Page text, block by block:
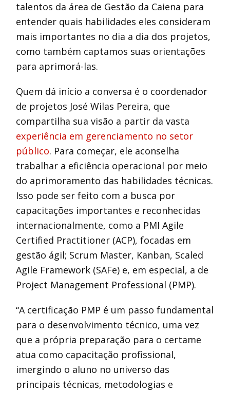
talentos da área de Gestão da Caiena para
entender quais habilidades eles consideram
mais importantes no dia a dia dos projetos,
como também captamos suas orientações
para aprimorá-las.
Quem dá início a conversa é o coordenador
de projetos José Wilas Pereira, que
compartilha sua visão a partir da vasta
experiência em gerenciamento no setor
público. Para começar, ele aconselha
trabalhar a eficiência operacional por meio
do aprimoramento das habilidades técnicas.
Isso pode ser feito com a busca por
capacitações importantes e reconhecidas
internacionalmente, como a PMI Agile
Certified Practitioner (ACP), focadas em
gestão ágil; Scrum Master, Kanban, Scaled
Agile Framework (SAFe) e, em especial, a de
Project Management Professional (PMP).
“A certificação PMP é um passo fundamental
para o desenvolvimento técnico, uma vez
que a própria preparação para o certame
atua como capacitação profissional,
imergindo o aluno no universo das
principais técnicas, metodologias e